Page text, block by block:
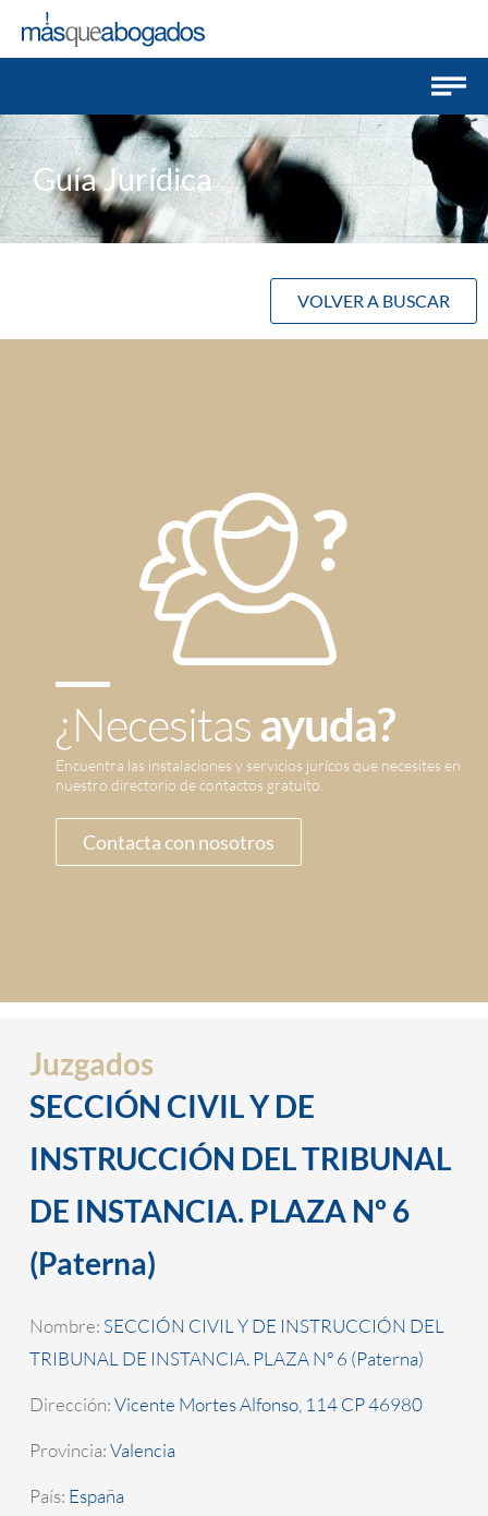
Guía Jurídica
VOLVER A BUSCAR
¿Necesitasayuda?
Encuentra las instalaciones y servicios jurícos que necesites en
nuestro directorio de contactos gratuito.
Contacta con nosotros
Juzgados
SECCIÓN CIVIL Y DE
INSTRUCCIÓN DEL TRIBUNAL
DE INSTANCIA. PLAZA Nº 6
(Paterna)
Nombre: SECCIÓN CIVIL Y DE INSTRUCCIÓN DEL
TRIBUNAL DE INSTANCIA. PLAZA Nº 6 (Paterna)
Dirección:Vicente Mortes Alfonso, 114 CP 46980
Provincia:Valencia
País: España